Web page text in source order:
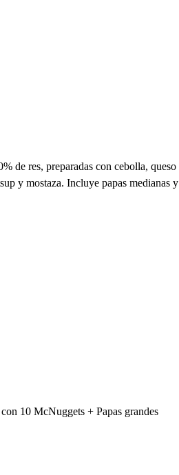
de res, preparadas con cebolla, queso
y mostaza. Incluye papas medianas y
10 McNuggets + Papas grandes